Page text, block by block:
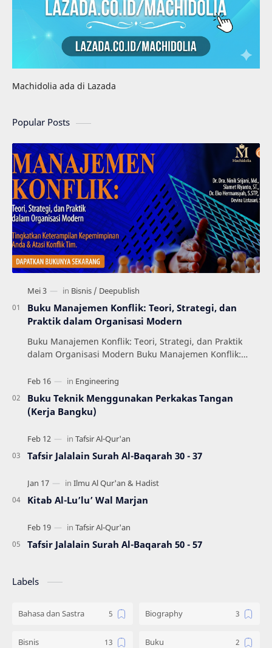
Machidolia ada di Lazada
Popular Posts
Buku Manajemen Konflik: Teori, Strategi, dan
Praktik dalam Organisasi Modern
Buku Manajemen Konflik: Teori, Strategi, dan Praktik
dalam Organisasi Modern Buku Manajemen Konflik:
Buku Teknik Menggunakan Perkakas Tangan
(Kerja Bangku)
Tafsir Jalalain Surah Al-Baqarah 30 - 37
Kitab Al-Lu’lu’ Wal Marjan
Tafsir Jalalain Surah Al-Baqarah 50 - 57
Labels
Bahasa dan Sastra Biography
Bisnis Buku